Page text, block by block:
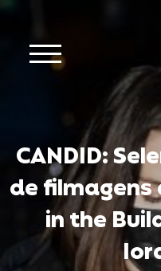
CANDID:
de filmagens
in the